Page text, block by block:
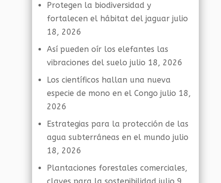
Protegen la biodiversidad y
fortalecen el hábitat del jaguar julio
18, 2026
Así pueden oír los elefantes las
vibraciones del suelo julio 18, 2026
Los científicos hallan una nueva
especie de mono en el Congo julio 18,
2026
Estrategias para la protección de las
agua subterráneas en el mundo julio
18, 2026
Plantaciones forestales comerciales,